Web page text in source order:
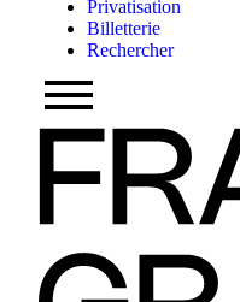
Privatisation
Billetterie
Rechercher